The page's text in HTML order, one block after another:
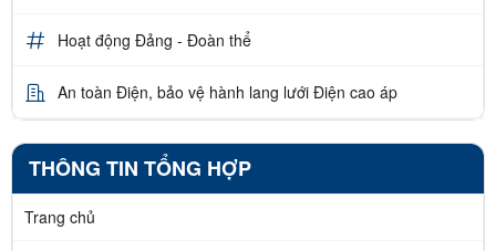
Hoạt động Đảng - Đoàn thể
An toàn Điện, bảo vệ hành lang lưới Điện cao áp
THÔNG TIN TỔNG HỢP
Trang chủ